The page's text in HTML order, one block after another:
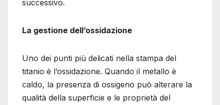
successivo.
La gestione dell’ossidazione
Uno dei punti più delicati nella stampa del
titanio è l’ossidazione. Quando il metallo è
caldo, la presenza di ossigeno può alterare la
qualità della superficie e le proprietà del